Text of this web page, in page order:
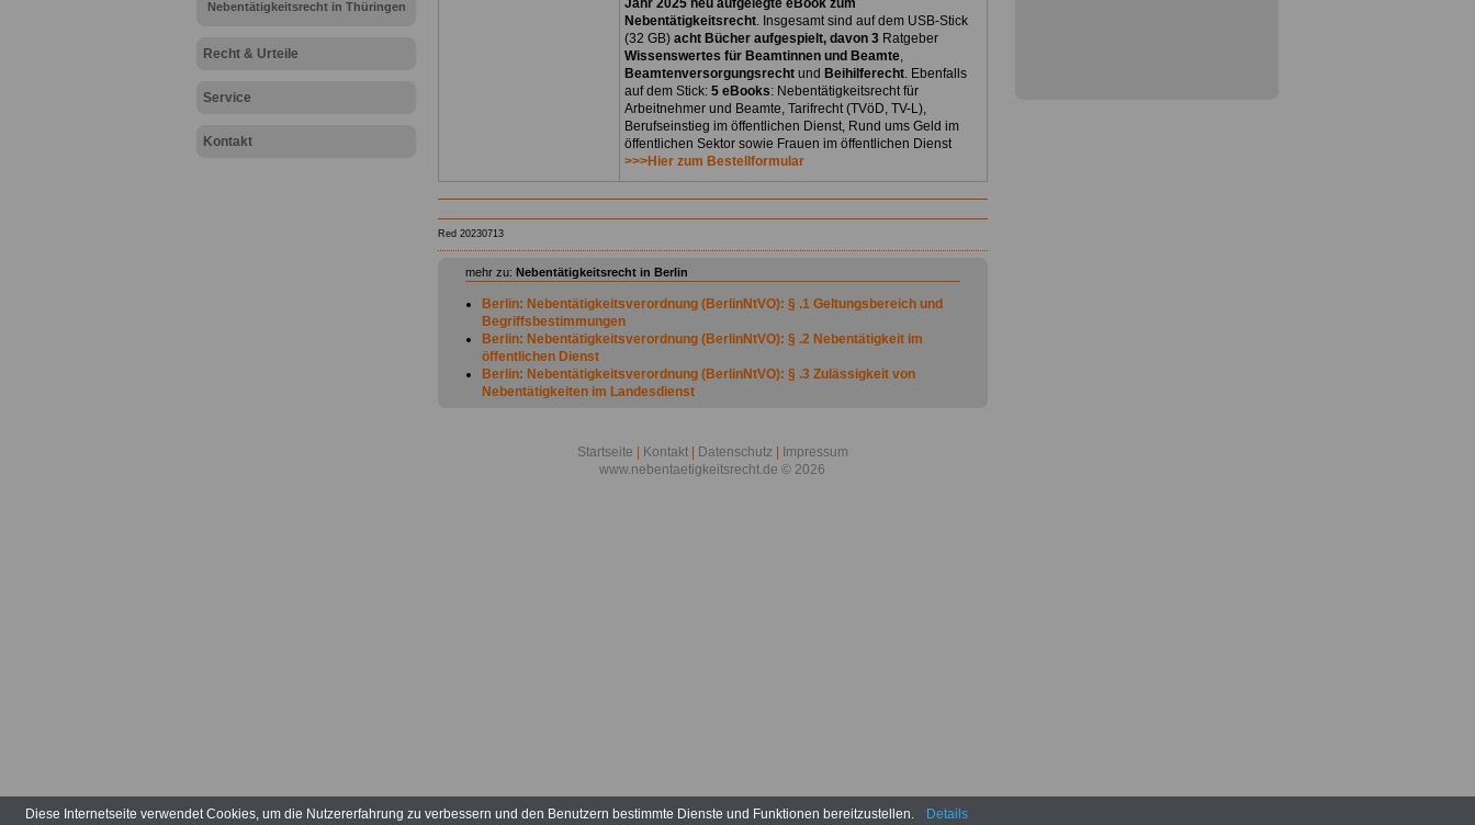
Nebentätigkeitsrecht in Thüringen
Recht & Urteile
Service
Kontakt
Jahr 2025 neu aufgelegte eBook zum
Nebentätigkeitsrecht. Insgesamt sind auf dem USB-Stick
(32 GB) acht Bücher aufgespielt, davon 3 Ratgeber
Wissenswertes für Beamtinnen und Beamte,
Beamtenversorgungsrechtund Beihilferecht. Ebenfalls
auf dem Stick: 5 eBooks: Nebentätigkeitsrecht für
Arbeitnehmer und Beamte, Tarifrecht (TVöD, TV-L),
Berufseinstieg im öffentlichen Dienst, Rund ums Geld im
öffentlichen Sektor sowie Frauen im öffentlichen Dienst
>>>Hier zum Bestellformular
Red 20230713
mehr zu: Nebentätigkeitsrecht in Berlin
Berlin: Nebentätigkeitsverordnung (BerlinNtVO): § .1 Geltungsbereich und
Begriffsbestimmungen
Berlin: Nebentätigkeitsverordnung (BerlinNtVO): § .2 Nebentätigkeit im
öffentlichen Dienst
Berlin: Nebentätigkeitsverordnung (BerlinNtVO): § .3 Zulässigkeit von
Nebentätigkeiten im Landesdienst
Erteilung, Untersagung und Widerruf der Genehmigung
Berlin: Nebentätigkeitsverordnung (BerlinNtVO): § .6 Vergütungen für
Nebentätigkeiten im öffentlichen Dienst
Nebentätigkeitsrecht Berlin: Verordnung über die Nebentätigkeit der Beamten
(Nebentätigkeitsverordnung NtVO) - Übersicht -
Startseite Kontakt Datenschutz
Impressum
www.nebentaetigkeitsrecht.de © 2026
Diese Internetseite verwendet Cookies, um die Nutzererfahrung zu verbessern und den Benutzern bestimmte Dienste und Funktionen bereitzustellen. Details